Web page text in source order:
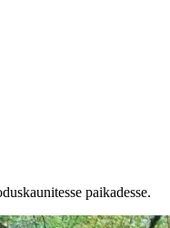
paikadesse.